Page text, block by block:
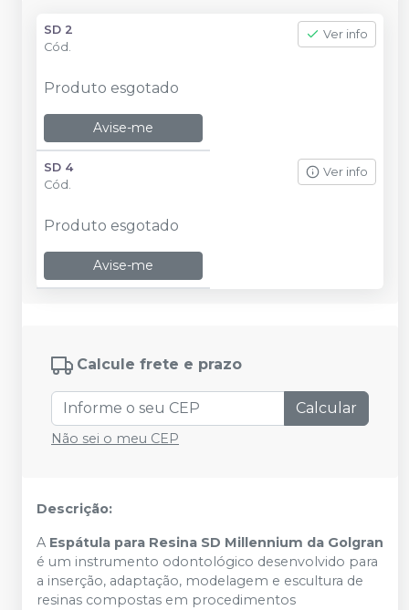
SD 2
Cód.
Ver info
Produto esgotado
Avise-me
SD 4
Cód.
Ver info
Produto esgotado
Avise-me
Calcule frete e prazo
Calcular
Não sei o meu CEP
Descrição:
A Espátula para Resina SD Millennium da Golgran
é um instrumento odontológico desenvolvido para
a inserção, adaptação, modelagem e escultura de
resinas compostas em procedimentos